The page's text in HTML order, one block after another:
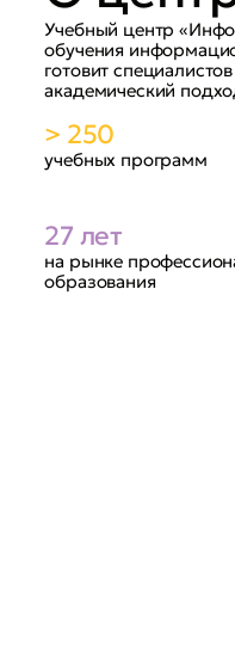
Учебный центр
обучения
готовит
академический
> 250
учебных программ
27 лет
на рынке
образования